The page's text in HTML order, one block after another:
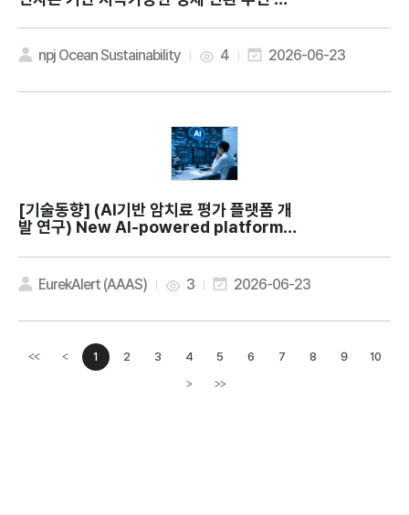
e Gold: lessons from Oman for sust
ainable ocean economies
npj Ocean Sustainability 4 2026-06-23
[기술동향]
발 연구) New AI-powered platform h
ncer therapies faster
EurekAlert (AAAS) 3 2026-06-23
<< <이전페이지
1 2 3 4 5 6 7 8 9 10
>다음페이지
>>